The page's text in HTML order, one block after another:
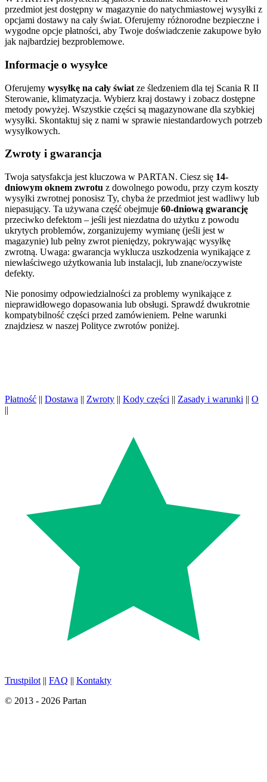
przedmiot jest dostępny w magazynie do natychmiastowej wysyłki z
opcjami dostawy na cały świat. Oferujemy różnorodne bezpieczne i
wygodne opcje płatności, aby Twoje doświadczenie zakupowe było
jak najbardziej bezproblemowe.
Informacje o wysyłce
Oferujemy wysyłkę na cały świat ze śledzeniem dla tej Scania R II
Sterowanie, klimatyzacja. Wybierz kraj dostawy i zobacz dostępne
metody powyżej. Wszystkie części są magazynowane dla szybkiej
wysyłki. Skontaktuj się z nami w sprawie niestandardowych potrzeb
wysyłkowych.
Zwroty i gwarancja
Twoja satysfakcja jest kluczowa w PARTAN. Ciesz się 14-
dniowym oknem zwrotu z dowolnego powodu, przy czym koszty
wysyłki zwrotnej ponosisz Ty, chyba że przedmiot jest wadliwy lub
niepasujący. Ta używana część obejmuje 60-dniową gwarancję
przeciwko defektom – jeśli jest niezdatna do użytku z powodu
ukrytych problemów, zorganizujemy wymianę (jeśli jest w
magazynie) lub pełny zwrot pieniędzy, pokrywając wysyłkę
zwrotną. Uwaga: gwarancja wyklucza uszkodzenia wynikające z
niewłaściwego użytkowania lub instalacji, lub znane/oczywiste
defekty.
Nie ponosimy odpowiedzialności za problemy wynikające z
nieprawidłowego dopasowania lub obsługi. Sprawdź dwukrotnie
kompatybilność części przed zamówieniem. Pełne warunki
znajdziesz w naszej Polityce zwrotów poniżej.
Płatność || Dostawa || Zwroty || Kody części || Zasady i warunki || O
||
Trustpilot || FAQ || Kontakty
© 2013 - 2026 Partan